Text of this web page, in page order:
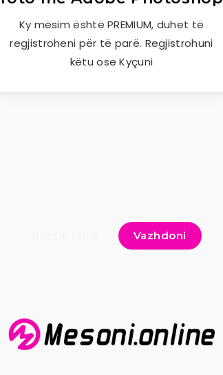
Ky mësim është PREMIUM, duhet të
regjistroheni për të parë. Regjistrohuni
këtu ose Kyçuni
Vazhdoni